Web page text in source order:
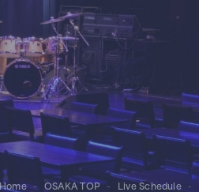
Home - OSAKA TOP - Live Schedule -